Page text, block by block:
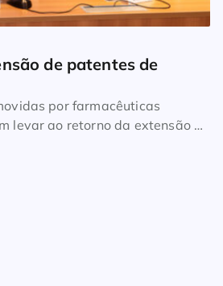
de patentes de
por farmacêuticas
levar ao retorno da extensão do
patentes de medicamentos para